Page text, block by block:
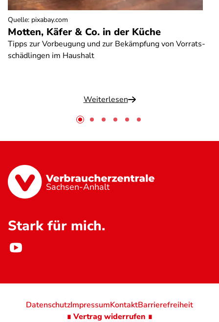
Motten, Käfer & Co. in der Küche
Tipps zur Vorbeugung und zur Bekämpfung von Vorrats-
schädlingen im Haushalt
Weiterlesen
Quelle: pixabay.com
Sachsen-Anhalt
Stark für mich.
DatenschutzImpressumKontaktBarrierefreiheit
∎ Vertrag widerrufen ∎